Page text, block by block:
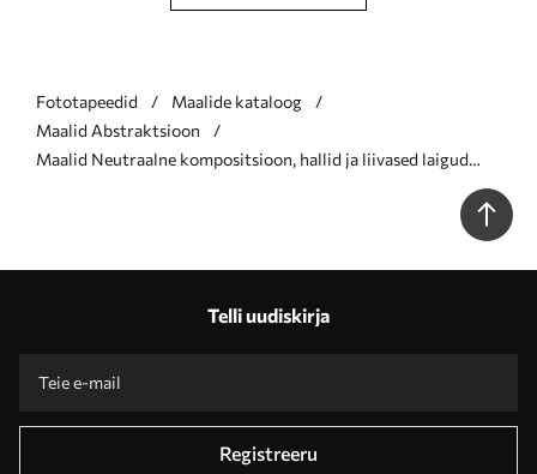
Fototapeedid
Maalide kataloog
Maalid Abstraktsioon
Maalid Neutraalne kompositsioon, hallid ja liivased laigud
Telli uudiskirja
Registreeru